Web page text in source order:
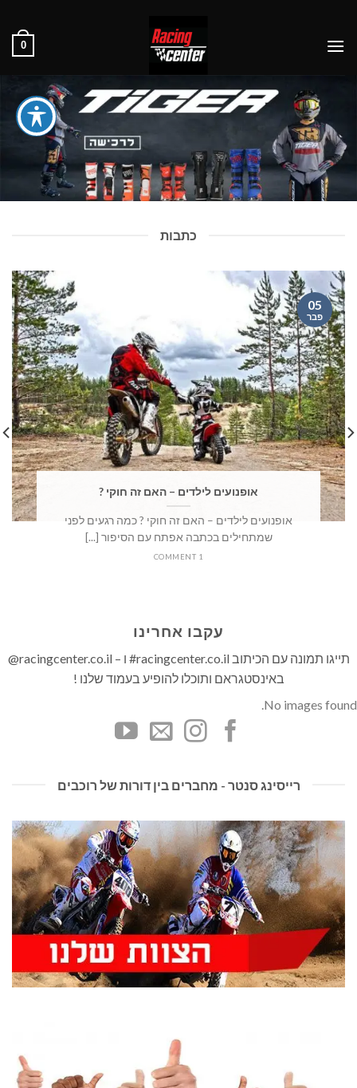
0
כתבות
אופנועים לילדים – האם זה חוקי ?
אופנועים לילדים – האם זה חוקי ? כמה רגעים לפני
שמתחילים בכתבה אפתח עם הסיפור [...]
1 COMMENT
05
פבר
עקבו אחרינו
תייגו תמונה עם הכיתוב racingcenter.co.il# ו – racingcenter.co.il@
באינסטגראם ותוכלו להופיע בעמוד שלנו !
No images found.
רייסינג סנטר - מחברים בין דורות של רוכבים